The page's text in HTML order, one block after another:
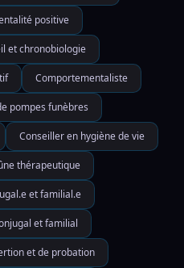
positive
et chronobiologie
Comportementaliste
pompes funèbres
Conseiller en hygiène de vie
thérapeutique
et familial.e
et familial
et de probation